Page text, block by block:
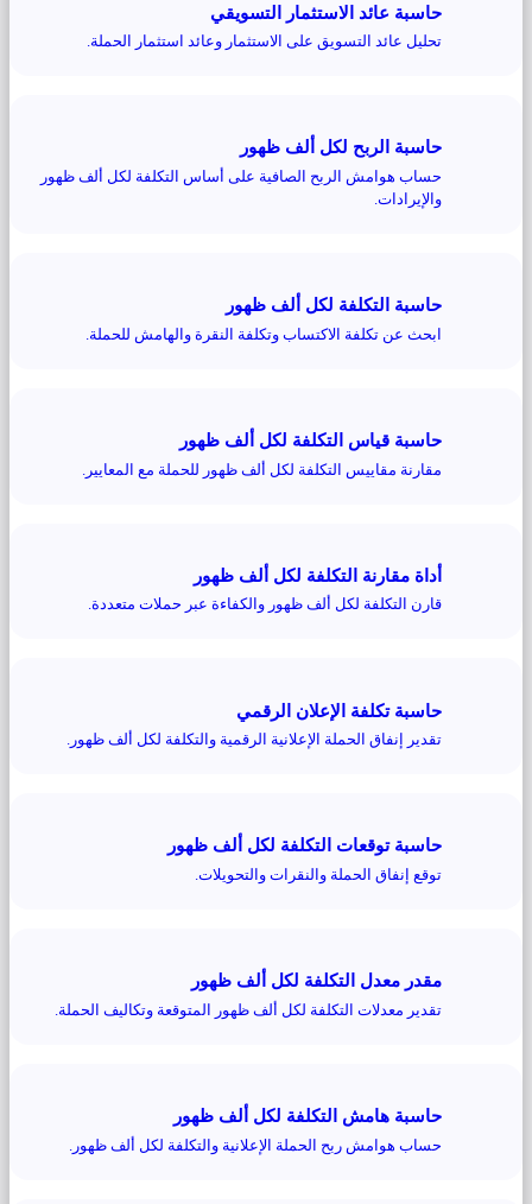
حاسبة عائد الاستثمار التسويقي
تحليل عائد التسويق على الاستثمار وعائد استثمار الحملة.
حاسبة الربح لكل ألف ظهور
حساب هوامش الربح الصافية على أساس التكلفة لكل ألف ظهور
والإيرادات.
حاسبة التكلفة لكل ألف ظهور
ابحث عن تكلفة الاكتساب وتكلفة النقرة والهامش للحملة.
حاسبة قياس التكلفة لكل ألف ظهور
مقارنة مقاييس التكلفة لكل ألف ظهور للحملة مع المعايير.
أداة مقارنة التكلفة لكل ألف ظهور
قارن التكلفة لكل ألف ظهور والكفاءة عبر حملات متعددة.
حاسبة تكلفة الإعلان الرقمي
تقدير إنفاق الحملة الإعلانية الرقمية والتكلفة لكل ألف ظهور.
حاسبة توقعات التكلفة لكل ألف ظهور
توقع إنفاق الحملة والنقرات والتحويلات.
مقدر معدل التكلفة لكل ألف ظهور
تقدير معدلات التكلفة لكل ألف ظهور المتوقعة وتكاليف الحملة.
حاسبة هامش التكلفة لكل ألف ظهور
حساب هوامش ربح الحملة الإعلانية والتكلفة لكل ألف ظهور.